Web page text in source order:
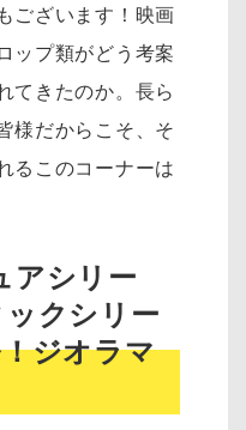
ございます！映画
ップ類がどう考案
てきたのか。長ら
様だからこそ、そ
るこのコーナーは
シリー
クシリー
ジオラマ